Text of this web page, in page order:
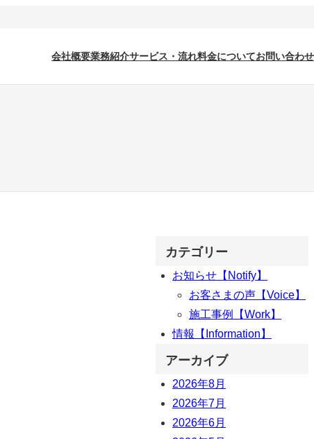
会社概要業務紹介サービス・流れ料金についてお問い合わせ
カテゴリー
お知らせ【Notify】
お客さまの声【Voice】
施工事例【Work】
情報【Information】
アーカイブ
2026年8月
2026年7月
2026年6月